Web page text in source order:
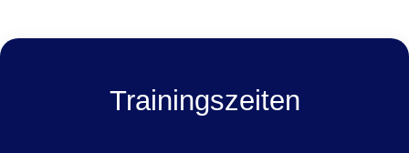
Trainingszeiten